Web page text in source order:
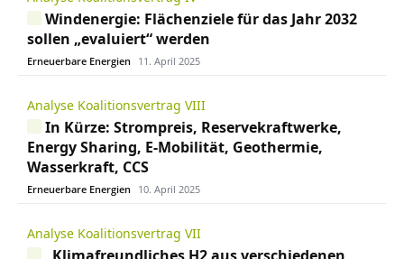
Windenergie: Flächenziele für das Jahr 2032
sollen „evaluiert“ werden
Erneuerbare Energien 11. April 2025
Analyse Koalitionsvertrag VIII
In Kürze: Strompreis, Reservekraftwerke,
Energy Sharing, E-Mobilität, Geothermie,
Wasserkraft, CCS
Erneuerbare Energien 10. April 2025
Analyse Koalitionsvertrag VII